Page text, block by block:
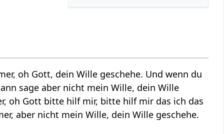
oh Gott, dein Wille geschehe. Und wenn du
sage aber nicht mein Wille, dein Wille
oh Gott bitte hilf mir, bitte hilf mir das ich das
aber nicht mein Wille, dein Wille geschehe.